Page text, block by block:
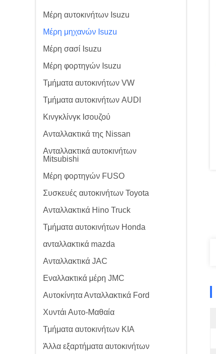
Μέρη αυτοκινήτων Isuzu
Μέρη μηχανών Isuzu
Μέρη σασί Isuzu
Μέρη φορτηγών Isuzu
Τμήματα αυτοκινήτων VW
Τμήματα αυτοκινήτων AUDI
Κινγκλίνγκ Ισουζού
Ανταλλακτικά της Nissan
Ανταλλακτικά αυτοκινήτων
Mitsubishi
Μέρη φορτηγών FUSO
Συσκευές αυτοκινήτων Toyota
Ανταλλακτικά Hino Truck
Τμήματα αυτοκινήτων Honda
ανταλλακτικά mazda
Ανταλλακτικά JAC
Εναλλακτικά μέρη JMC
Αυτοκίνητα Ανταλλακτικά Ford
Χυντάι Αυτο-Μαθαία
Τμήματα αυτοκινήτων KIA
Άλλα εξαρτήματα αυτοκινήτων